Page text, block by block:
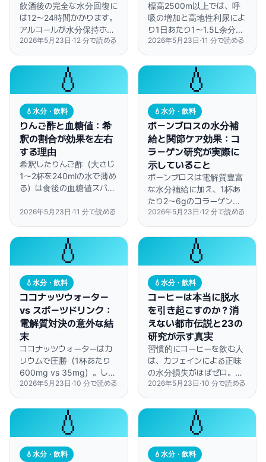
飲酒後の完全な水分回復に
は12〜24時間かかります。
アルコールが水分保持ホル
モンを4〜6時間抑制するた
めです。この記事では、よ
り早く回復するための時間
帯別プロトコルをお伝えし
2026年5月23日 ·12 分で読める
標高2500m以上では、呼
吸の増加と高地性利尿によ
り1日あたり1〜1.5L余分に
水分が失われます。喉の渇
きを感じる前からの計画的
な水分補給が不可欠です。
2026年5月23日 ·11 分で読める
💧
💧 水分・飲料
りんご酢と血糖値：希
釈の割合が効果を左右
する理由
希釈したりんご酢（大さじ
1〜2杯を240mlの水で薄め
る）は食後の血糖値スパイ
性がある。ただし原液は数
傷する。
2026年5月23日 ·11 分で読める
💧
💧 水分・飲料
ボーンブロスの水分補
給と関節ケア効果：コ
ラーゲン研究が実際に
示していること
ボーンブロスは電解質豊富
な水分補給に加え、1杯あ
たり2〜6gのコラーゲンを
含み、グリシン吸収率は
90%に達します。ただし、
タイミングと調理方法が効
果を大きく左右します。
2026年5月23日 ·12 分で読める
💧
💧 水分・飲料
ココナッツウォーター
vs スポーツドリンク：
電解質対決の意外な結
末
ココナッツウォーターはカ
リウムで圧勝（1杯あたり
600mg vs 35mg）。しか
しスポーツドリンクはナト
リウムが5倍—激しい運動
で大量に汗をかく人には、
この差が決定的です。
2026年5月23日 ·10 分で読める
💧
💧 水分・飲料
コーヒーは本当に脱水
を引き起こすのか？消
えない都市伝説と23の
研究が示す真実
習慣的にコーヒーを飲む人
は、カフェインによる正味
の水分損失がほぼゼロ。朝
のコーヒーは1日の水分摂
取量にカウントできます。
2026年5月23日 ·10 分で読める
💧
💧 水分・飲料
💧
💧 水分・飲料